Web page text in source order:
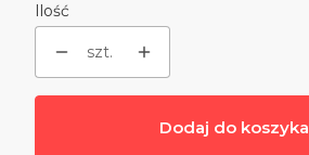
Ilość
szt.
Dodaj do koszyka